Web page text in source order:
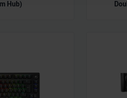
die Sie ihnen
Hub)